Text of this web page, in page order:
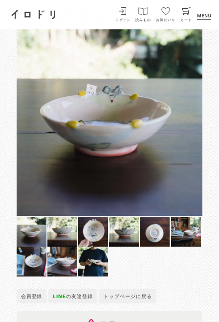
イロドリ
ログイン 読みもの お気にいり カート
会員登録 LINEの友達登録 トップページに戻る